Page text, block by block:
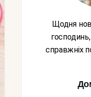
Щодня нові рецепти від домашніх
справжніх